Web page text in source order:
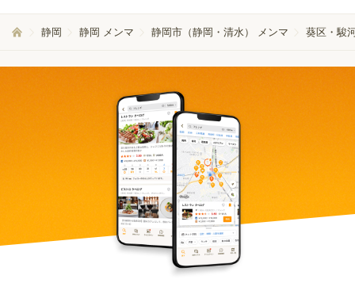
静岡 静岡 メンマ 静岡市（静岡・清水） メンマ 葵区・駿